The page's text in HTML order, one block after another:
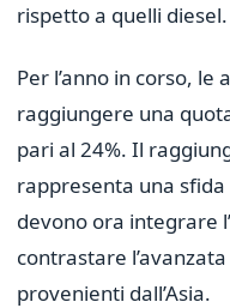
rispetto a quelli diesel.
Per l’anno in corso,
raggiungere una
pari al 24%. Il
rappresenta una
devono ora integrare
contrastare
provenienti dall’Asia.